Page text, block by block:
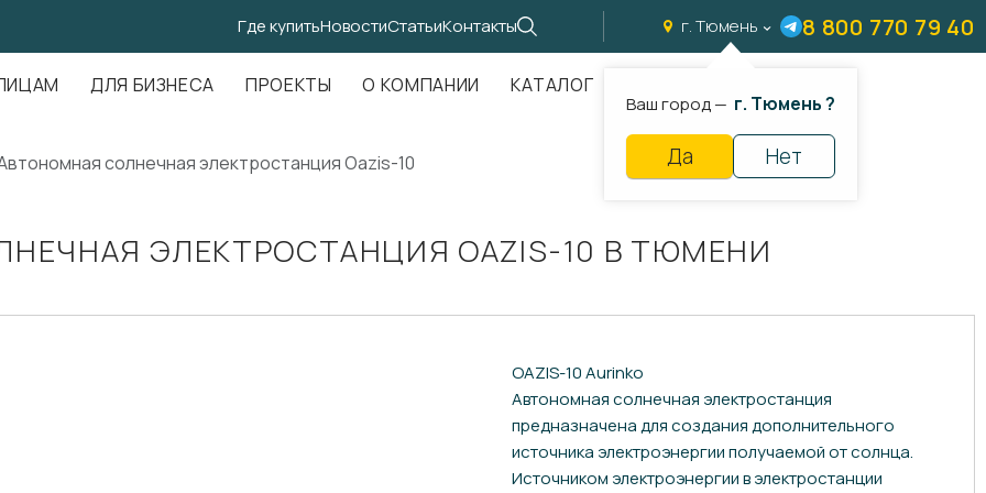
Где купитьНовостиСтатьиКонтакты г. Тюмень
Ваш город — г. Тюмень ?
Да Нет
8 800 770 79 40
ДЛЯ БИЗНЕСА ПРОЕКТЫ О КОМПАНИИ КАТАЛОГ
солнечная электростанция Oazis-10
ЭЛЕКТРОСТАНЦИЯ OAZIS-10 В ТЮМЕНИ
OAZIS-10 Aurinko
Автономная солнечная электростанция
предназначена для создания дополнительного
источника электроэнергии получаемой от солнца.
Источником электроэнергии в электростанции